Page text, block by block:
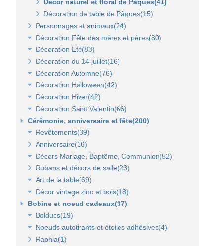
Pelouses mousses et végétaux(18)
Décor naturel et floral de Pâques(41)
Décoration de table de Pâques(15)
Personnages et animaux(24)
Décoration Fête des mères et pères(80)
Décor vitrine de fête des mères et pères(21)
Décors Fête des mères et pères(63)
Décoration Eté(83)
Décoration vitrine d'été(23)
Décors mer et plage(26)
Lanterne, lampion, déco de table et terrasse(37)
Eclairage électrique d'été(9)
Décoration du 14 juillet(16)
Décoration Automne(76)
Décoration vitrine d'automne(17)
Décors automne(62)
Décoration Halloween(42)
Décor vitrine d'halloween(8)
Décor halloween(36)
Décoration Hiver(42)
Décoration vitrine d'hiver(7)
Décors d'hiver(35)
Décoration Saint Valentin(66)
Décoration vitrine de Saint Valentin(15)
Décors Saint Valentin(56)
Cérémonie, anniversaire et fête(200)
Revêtements(39)
Non tissé(19)
Pelouses et revêtements nature(6)
Tissus(13)
Anniversaire(36)
Décors Mariage, Baptême, Communion(52)
Accessoires de cérémonie(14)
Sacs dragées, photophores et chandeliers(10)
Tulles et noeuds de mariage(16)
Rubans et décors de salle(23)
Art de la table(69)
Fleurs et déco de table(37)
Nappes et chemins de table(15)
Serviettes et vaisselle jetables(17)
Décor vintage zinc et bois(18)
Accessoires zinc, bois et métal(16)
Mobilier déco(4)
Bobine et noeud cadeaux(37)
Bolducs(19)
Bolducs 7 et 10 mm(7)
Rubans 19 et 25 mm(7)
Noeuds autotirants et étoiles adhésives(4)
Noeuds autocollants et étoiles adhésives(3)
Raphia(1)